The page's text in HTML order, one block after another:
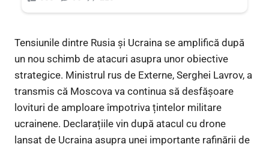
Tensiunile dintre Rusia și Ucraina se amplifică după
un nou schimb de atacuri asupra unor obiective
strategice. Ministrul rus de Externe, Serghei Lavrov, a
transmis că Moscova va continua să desfășoare
lovituri de amploare împotriva țintelor militare
ucrainene. Declarațiile vin după atacul cu drone
lansat de Ucraina asupra unei importante rafinării de